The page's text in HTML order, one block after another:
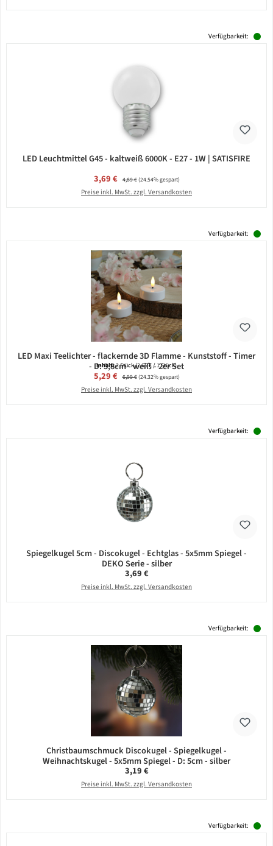
Verfügbarkeit:
LED Leuchtmittel G45 - kaltweiß 6000K - E27 - 1W | SATISFIRE
Verkaufspreis:
3,69 € Regulärer Preis:
4,89 €(24.54% gespart)
Preise inkl. MwSt. zzgl. Versandkosten
Verfügbarkeit:
LED Maxi Teelichter - flackernde 3D Flamme - Kunststoff - Timer
- D: 5,8cm - weiß - 2er Set
Inhalt:2 Stück(2,65 € / 1 Stück)
Verkaufspreis:
5,29 € Regulärer Preis:
6,99 €(24.32% gespart)
Preise inkl. MwSt. zzgl. Versandkosten
Verfügbarkeit:
Spiegelkugel 5cm - Discokugel - Echtglas - 5x5mm Spiegel -
DEKO Serie - silber
Regulärer Preis:
3,69 €
Preise inkl. MwSt. zzgl. Versandkosten
Verfügbarkeit:
Christbaumschmuck Discokugel - Spiegelkugel -
Weihnachtskugel - 5x5mm Spiegel - D: 5cm - silber
Regulärer Preis:
3,19 €
Preise inkl. MwSt. zzgl. Versandkosten
Verfügbarkeit: